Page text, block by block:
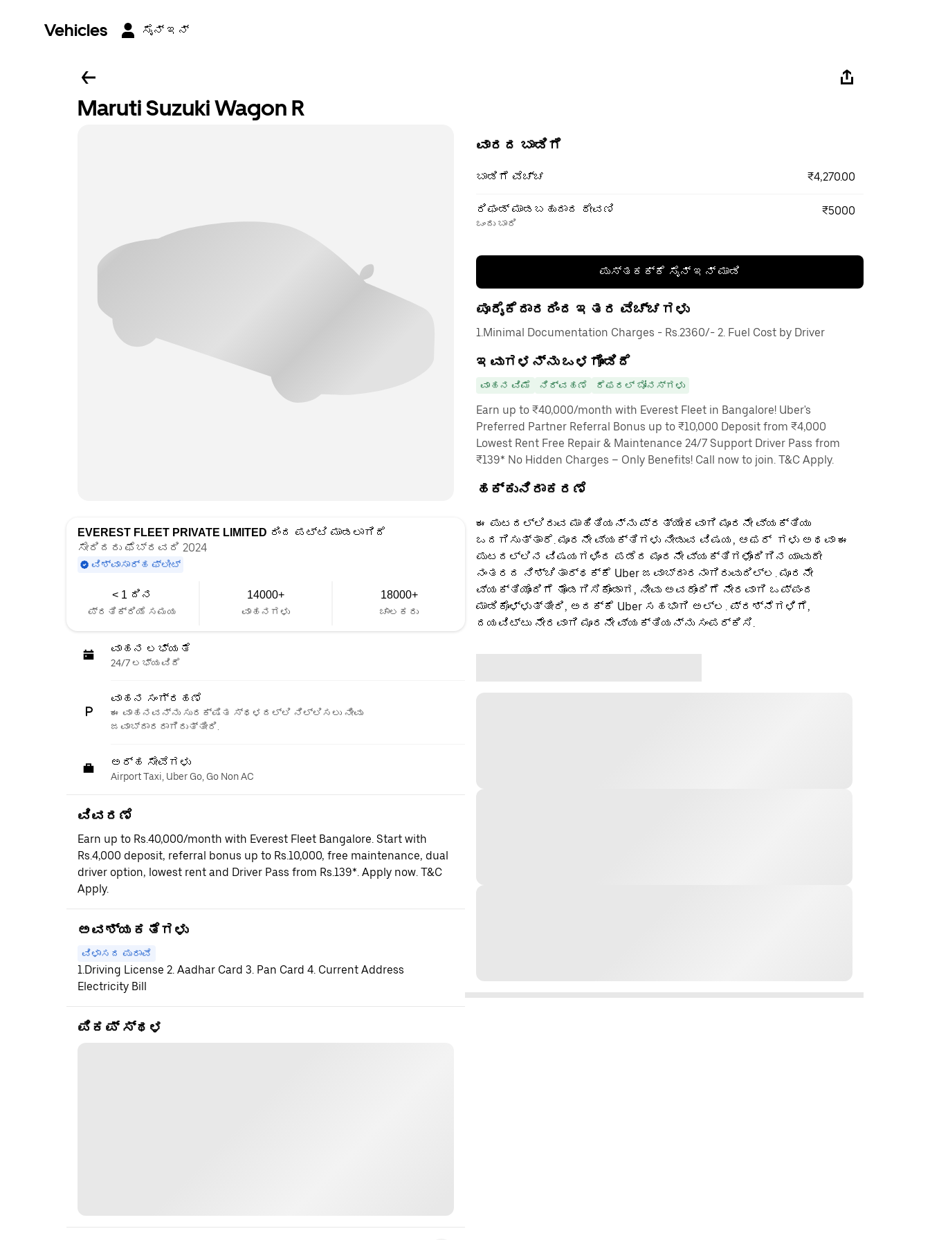
Vehicles ಸೈನ್ ಇನ್
Maruti Suzuki Wagon R
EVEREST FLEET PRIVATE LIMITED ರಿಂದ ಪಟ್ಟಿ ಮಾಡಲಾಗಿದೆ
ಸೇರಿದರು ಫೆಬ್ರವರಿ 2024
ವಿಶ್ವಾಸಾರ್ಹ ಫ್ಲೀಟ್
< 1 ದಿನ
ಪ್ರತಿಕ್ರಿಯೆ ಸಮಯ
14000+
ವಾಹನಗಳು
18000+
ಚಾಲಕರು
ವಾಹನ ಲಭ್ಯತೆ
24/7 ಲಭ್ಯವಿದೆ
ವಾಹನ ಸಂಗ್ರಹಣೆ
ಈ ವಾಹನವನ್ನು ಸುರಕ್ಷಿತ ಸ್ಥಳದಲ್ಲಿ ನಿಲ್ಲಿಸಲು ನೀವು
ಜವಾಬ್ದಾರರಾಗಿರುತ್ತೀರಿ.
ಅರ್ಹ ಸೇವೆಗಳು
Airport Taxi, Uber Go, Go Non AC
ವಿವರಣೆ
Earn up to Rs.40,000/month with Everest Fleet Bangalore. Start with
Rs.4,000 deposit, referral bonus up to Rs.10,000, free maintenance, dual
driver option, lowest rent and Driver Pass from Rs.139*. Apply now. T&C
Apply.
ಅವಶ್ಯಕತೆಗಳು
ವಿಳಾಸದ ಪುರಾವೆ
1.Driving License 2. Aadhar Card 3. Pan Card 4. Current Address
Electricity Bill
ಪಿಕಪ್ ಸ್ಥಳ
ವಾರದ ಬಾಡಿಗೆ
ಬಾಡಿಗೆ ವೆಚ್ಚ ₹4,270.00
ರಿಫಂಡ್ ಮಾಡಬಹುದಾದ ಠೇವಣಿ
ಒಂದು ಬಾರಿ
₹5000
ಪುಸ್ತಕಕ್ಕೆ ಸೈನ್ ಇನ್ ಮಾಡಿ
ಪೂರೈಕೆದಾರರಿಂದ ಇತರ ವೆಚ್ಚಗಳು
1.Minimal Documentation Charges - Rs.2360/- 2. Fuel Cost by Driver
ಇವುಗಳನ್ನು ಒಳಗೊಂಡಿದೆ
ವಾಹನ ವಿಮೆ ನಿರ್ವಹಣೆ ರೆಫರಲ್ ಬೋನಸ್‌ಗಳು
Earn up to ₹40,000/month with Everest Fleet in Bangalore! Uber's
Preferred Partner Referral Bonus up to ₹10,000 Deposit from ₹4,000
Lowest Rent Free Repair & Maintenance 24/7 Support Driver Pass from
₹139* No Hidden Charges – Only Benefits! Call now to join. T&C Apply.
ಹಕ್ಕುನಿರಾಕರಣೆ
ಈ ಪುಟದಲ್ಲಿರುವ ಮಾಹಿತಿಯನ್ನು ಪ್ರತ್ಯೇಕವಾಗಿ ಮೂರನೇ ವ್ಯಕ್ತಿಯು
ಒದಗಿಸುತ್ತಾರೆ. ಮೂರನೇ ವ್ಯಕ್ತಿಗಳು ನೀಡುವ ವಿಷಯ, ಆಫರ್ ‌ ಗಳು ಅಥವಾ ಈ
ಪುಟದಲ್ಲಿನ ವಿಷಯಗಳಿಂದ ಪಡೆದ ಮೂರನೇ ವ್ಯಕ್ತಿಗಳೊಂದಿಗಿನ ಯಾವುದೇ
ನಂತರದ ನಿಶ್ಚಿತಾರ್ಥಕ್ಕೆ Uber ಜವಾಬ್ದಾರನಾಗಿರುವುದಿಲ್ಲ. ಮೂರನೇ
ವ್ಯಕ್ತಿಯೊಂದಿಗೆ ತೊಡಗಿಸಿಕೊಂಡಾಗ, ನೀವು ಅವರೊಂದಿಗೆ ನೇರವಾಗಿ ಒಪ್ಪಂದ
ಮಾಡಿಕೊಳ್ಳುತ್ತೀರಿ, ಅದಕ್ಕೆ Uber ಸಹಭಾಗಿ ಅಲ್ಲ. ಪ್ರಶ್ನೆಗಳಿಗೆ,
ದಯವಿಟ್ಟು ನೇರವಾಗಿ ಮೂರನೇ ವ್ಯಕ್ತಿಯನ್ನು ಸಂಪರ್ಕಿಸಿ.